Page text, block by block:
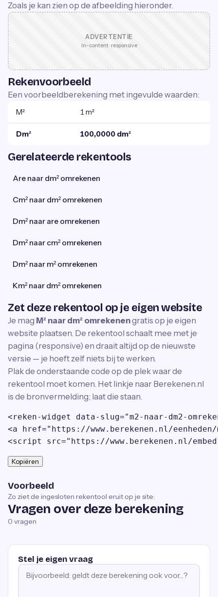
Zoals je kan zien op de afbeelding hieronder.
ADVERTENTIE
In-content · responsive
Rekenvoorbeeld
Een voorbeeldberekening met ingevulde waarden:
M² 1 m²
Dm² 100,0000 dm²
Gerelateerde rekentools
Are naar dm² omrekenen
Cm² naar dm² omrekenen
Dm² naar are omrekenen
Dm² naar cm² omrekenen
Dm² naar m² omrekenen
Km² naar dm² omrekenen
Zet deze rekentool op je eigen website
Je mag M² naar dm² omrekenengratis op je eigen
website plaatsen. De rekentool schaalt mee met je
pagina (responsive) en draait altijd op de nieuwste
versie — je hoeft zelf niets bij te werken.
Plak de onderstaande code op de plek waar de
rekentool moet komen. Het linkje naar Berekenen.nl
is de bronvermelding; laat die staan.
<reken-widget data-slug="m2-naar-dm2-
<a href="https://www.berekenen.nl/eenheden/
<script src="https://www.berekenen.nl/
Kopiëren
Voorbeeld
Zo ziet de ingesloten rekentool eruit op je site:
Vragen over deze berekening
0 vragen
Stel je eigen vraag